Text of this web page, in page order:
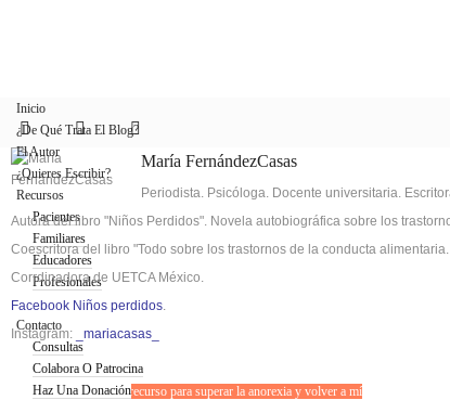
Inicio
¿De Qué Trata El Blog?
El Autor
¿Quieres Escribir?
Recursos
Pacientes
Familiares
Educadores
Profesionales
Blog
Contacto
Consultas
Colabora O Patrocina
Haz Una Donación
María FernándezCasas
Periodista. Psicóloga. Docente universitaria.
Autora del libro "Niños Perdidos". Novela autobiográfica sobre los
Coescritora del libro "Todo sobre los trastornos de la conducta
Corrdinadora de UETCA México.
Facebook Niños perdidos.
Instagram:
_mariacasas_
La literatura, un recurso para superar la anorexia y volver a mí